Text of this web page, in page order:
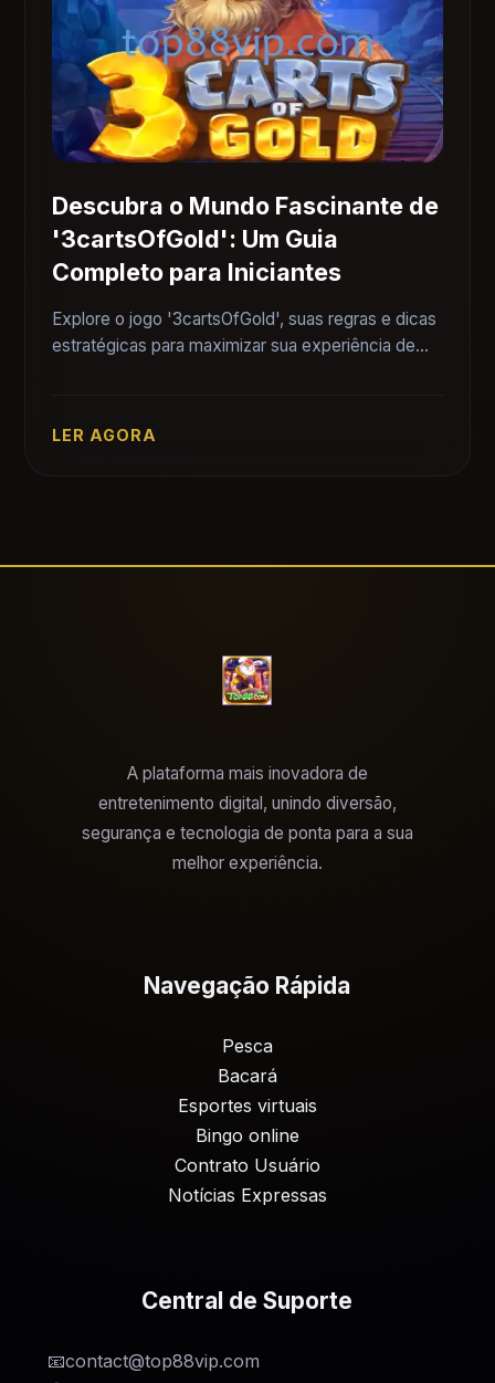
Descubra o Mundo Fascinante de
'3cartsOfGold': Um Guia
Completo para Iniciantes
Explore o jogo '3cartsOfGold', suas regras e dicas
estratégicas para maximizar sua experiência de
LER AGORA
A plataforma mais inovadora de
entretenimento digital, unindo diversão,
segurança e tecnologia de ponta para a sua
melhor experiência.
Navegação Rápida
Pesca
Bacará
Esportes virtuais
Bingo online
Contrato Usuário
Notícias Expressas
Central de Suporte
📧contact@top88vip.com